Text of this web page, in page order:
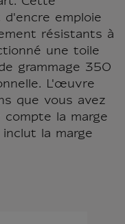
emploie
résistants à
une toile
grammage 350
L'œuvre
que vous avez
la marge
inclut la marge